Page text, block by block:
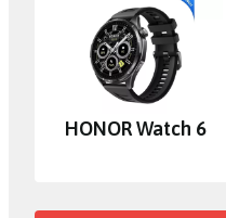
HONOR Watch 6